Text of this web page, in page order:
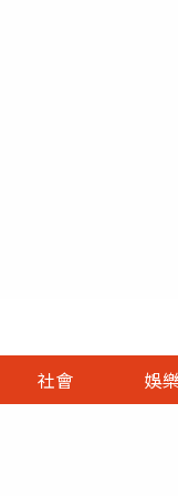
社會 娛樂
財經首頁
熱線
政